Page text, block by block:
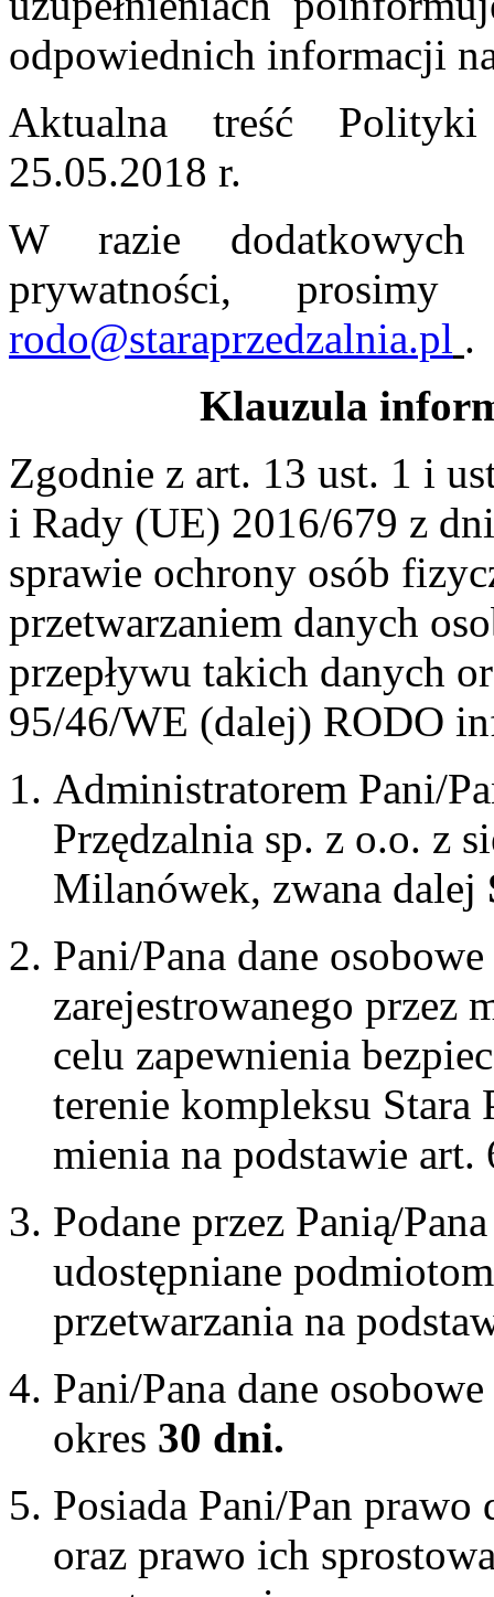
odpowiednich informacji
Aktualna treść
25.05.2018 r.
W razie dodatkowych
prywatności,
rodo@staraprzedzalnia.pl .
Klauzula
Zgodnie z art. 13 ust. 1 i
i Rady (UE) 2016/679 z
sprawie ochrony osób
przetwarzaniem danych
przepływu takich danych
95/46/WE (dalej) RODO
Administratorem Pani/
Przędzalnia sp. z o.o. z
Milanówek, zwana dalej
Pani/Pana dane
zarejestrowanego przez
celu zapewnienia
terenie kompleksu Stara
mienia na podstawie
Podane przez Panią/
udostępniane
przetwarzania na
Pani/Pana dane
okres 30 dni.
Posiada Pani/Pan
oraz prawo ich